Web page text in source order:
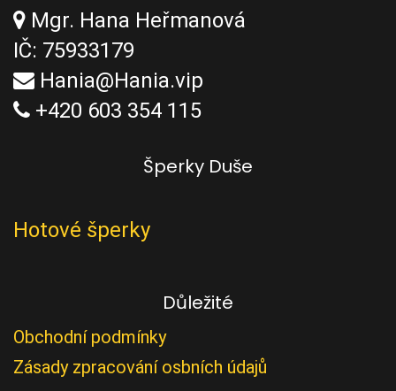
Mgr. Hana Heřmanová
IČ: 75933179
Hania@Hania.vip
+420 603 354 115
Šperky Duše
Hotové šperky
Důležité
Obchodní podmínky
Zásady zpracování osbních údajů